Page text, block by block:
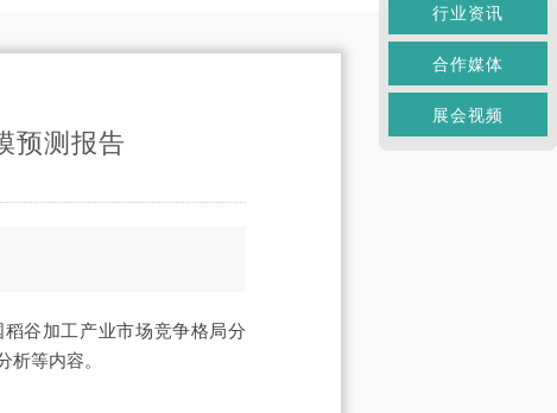
预测报告
谷加工产业市场竞争格局分
等内容。
行业资讯
合作媒体
展会视频